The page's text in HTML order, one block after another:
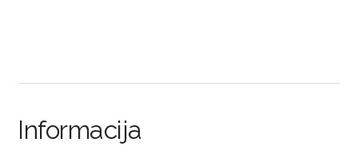
Informacija